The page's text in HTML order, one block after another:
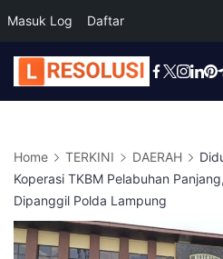
Masuk Log Daftar
Skip
to
Home TERKINI DAERAH
Koperasi TKBM Pelabuhan
Dipanggil Polda Lampung